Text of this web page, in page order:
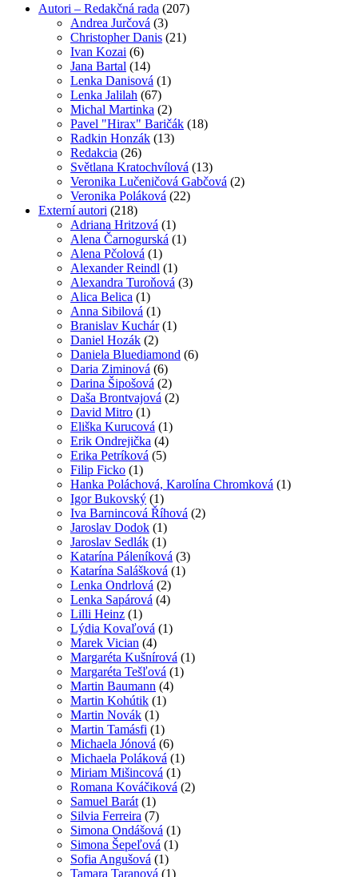
Autori – Redakčná rada (207)
Andrea Jurčová (3)
Christopher Danis (21)
Ivan Kozai (6)
Jana Bartal (14)
Lenka Danisová (1)
Lenka Jalilah (67)
Michal Martinka (2)
Pavel "Hirax" Baričák (18)
Radkin Honzák (13)
Redakcia (26)
Světlana Kratochvílová (13)
Veronika Lučeničová Gabčová (2)
Veronika Poláková (22)
Externí autori (218)
Adriana Hritzová (1)
Alena Čarnogurská (1)
Alena Pčolová (1)
Alexander Reindl (1)
Alexandra Turoňová (3)
Alica Belica (1)
Anna Sibilová (1)
Branislav Kuchár(1)
Daniel Hozák (2)
Daniela Bluediamond (6)
Daria Ziminová (6)
Darina Šipošová (2)
Daša Brontvajová (2)
David Mitro (1)
Eliška Kurucová (1)
Erik Ondrejička (4)
Erika Petríková (5)
Filip Ficko (1)
Hanka Poláchová, Karolína Chromková (1)
Igor Bukovský (1)
Iva Barnincová Říhová (2)
Jaroslav Dodok (1)
Jaroslav Sedlák (1)
Katarína Páleníková (3)
Katarína Salášková (1)
Lenka Ondrlová (2)
Lenka Sapárová (4)
Lilli Heinz (1)
Lýdia Kovaľová (1)
Marek Vician (4)
Margaréta Kušnírová (1)
Margaréta Tešľová (1)
Martin Baumann (4)
Martin Kohútik (1)
Martin Novák (1)
Martin Tamásfi (1)
Michaela Jónová (6)
Michaela Poláková (1)
Miriam Mišincová (1)
Romana Kováčiková (2)
Samuel Barát (1)
Silvia Ferreira (7)
Simona Ondášová (1)
Simona Šepeľová (1)
Sofia Angušová (1)
Tamara Taranová (1)